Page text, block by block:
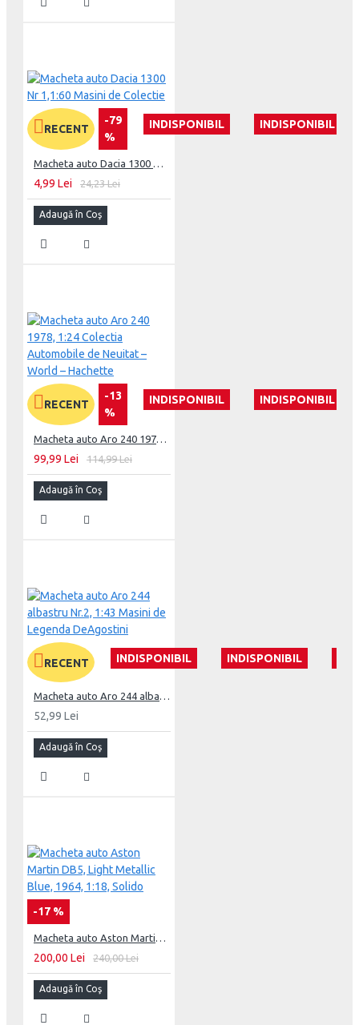
RECENT
-79
%
INDISPONIBIL INDISPONIBIL
4,99 Lei 24,23 Lei
Adaugă în Coş
RECENT
-13
%
INDISPONIBIL INDISPONIBIL
99,99 Lei 114,99 Lei
Adaugă în Coş
RECENT INDISPONIBIL INDISPONIBIL
52,99 Lei
Adaugă în Coş
-17 %
200,00 Lei 240,00 Lei
Adaugă în Coş